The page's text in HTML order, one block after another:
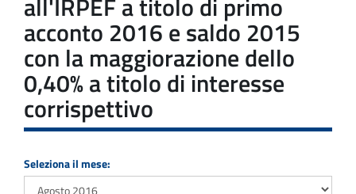
acconto 2016 e saldo 2015
con la maggiorazione dello
0,40% a titolo di interesse
corrispettivo
Seleziona il mese: